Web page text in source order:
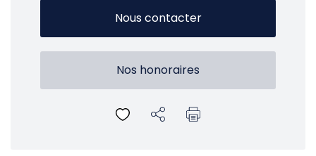
Nous contacter
Nos honoraires